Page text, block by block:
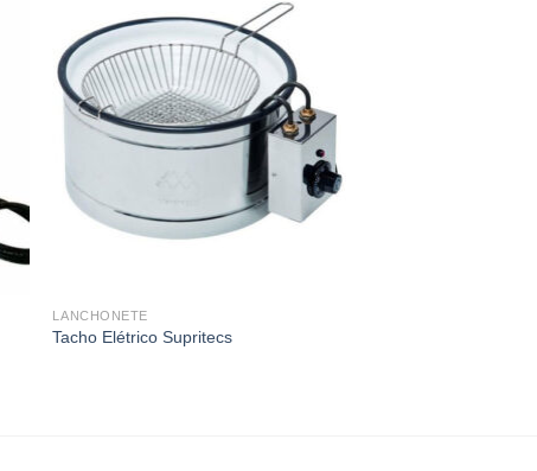
LANCHONETE
Tacho Elétrico Supritecs